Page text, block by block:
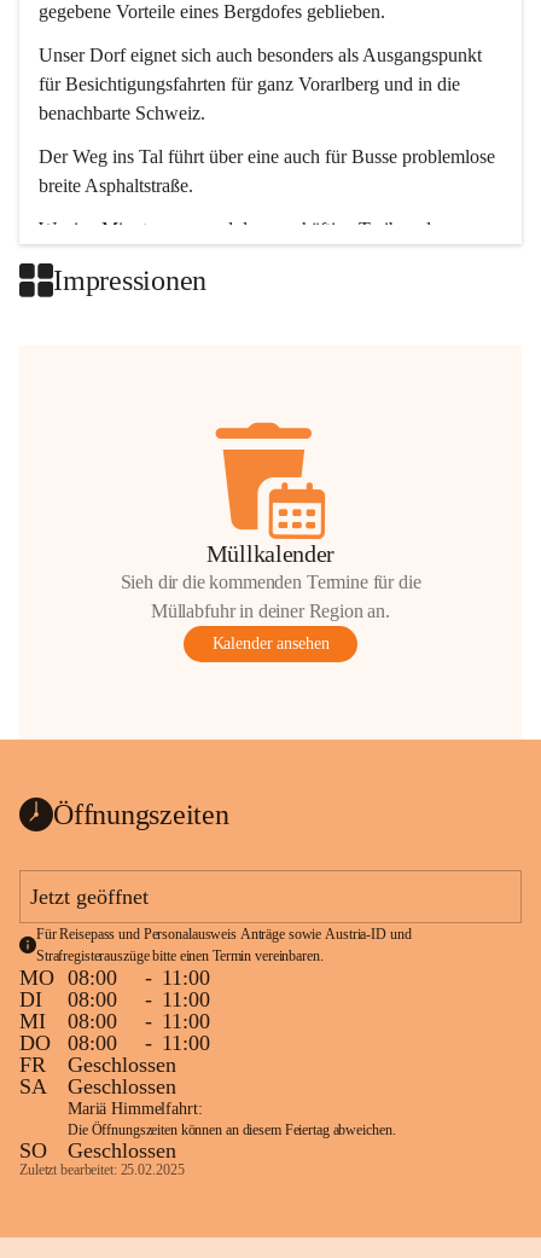
gegebene Vorteile eines Bergdofes geblieben.
Unser Dorf eignet sich auch besonders als Ausgangspunkt
für Besichtigungsfahrten für ganz Vorarlberg und in die
benachbarte Schweiz.
Der Weg ins Tal führt über eine auch für Busse problemlose
breite Asphaltstraße.
Wenige Minuten nur, und das geschäftige Treiben der
Impressionen
Müllkalender
Sieh dir die kommenden Termine für die
Müllabfuhr in deiner Region an.
Kalender ansehen
Öffnungszeiten
Jetzt geöffnet
Für Reisepass und Personalausweis Anträge sowie Austria-ID und
Strafregisterauszüge bitte einen Termin vereinbaren.
MO 08:00 - 11:00
DI
08:00 - 11:00
MI
08:00 - 11:00
DO
08:00 - 11:00
FR
Geschlossen
SA
Geschlossen
Mariä Himmelfahrt:
Die Öffnungszeiten können an diesem Feiertag abweichen.
SO Geschlossen
Zuletzt bearbeitet: 25.02.2025